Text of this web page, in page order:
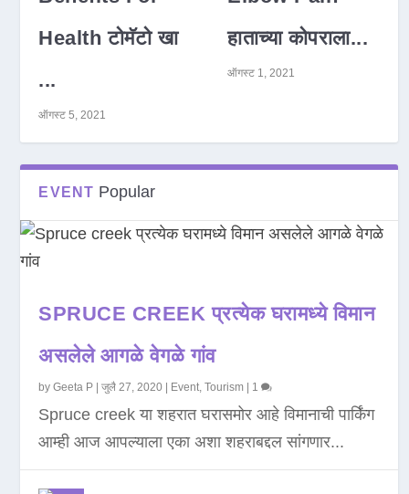
Health टोमॅटो खा
...
ऑगस्ट 5, 2021
हाताच्या कोपराला...
ऑगस्ट 1, 2021
EVENT Popular
SPRUCE CREEK प्रत्येक घरामध्ये विमान
असलेले आगळे वेगळे गांव
byGeeta P |जुलै 27, 2020 Event,Tourism 1
Spruce creek या शहरात घरासमोर आहे विमानाची पार्किंग
आम्ही आज आपल्याला एका अशा शहराबद्दल सांगणार...